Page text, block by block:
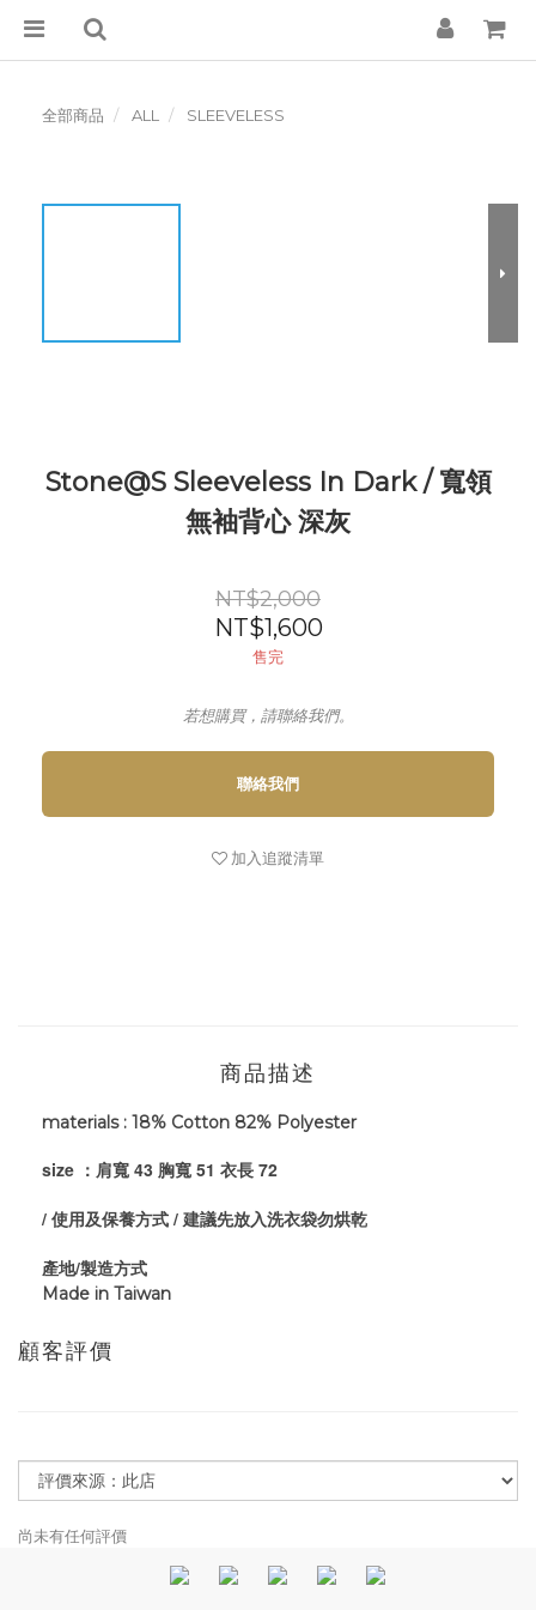
全部商品 ALL SLEEVELESS
Stone@S Sleeveless In Dark / 寬領
無袖背心 深灰
NT$2,000
NT$1,600
售完
若想購買，請聯絡我們。
聯絡我們
加入追蹤清單
商品描述
materials : 18% Cotton 82% Polyester
size ：肩寬 43 胸寬 51 衣長 72
/ 使用及保養方式 / 建議先放入洗衣袋勿烘乾
產地/製造方式
Made in Taiwan
顧客評價
尚未有任何評價